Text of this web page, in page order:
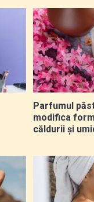
Parfumul
modifica
căldurii și